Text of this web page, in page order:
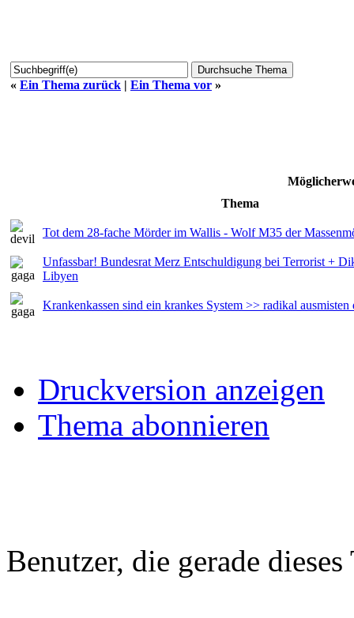
« Ein Thema zurück | Ein Thema vor »
Thema
Tot dem 28-fache Mörder im Wallis - Wolf M35 der
Unfassbar! Bundesrat Merz Entschuldigung bei Terrorist +
Libyen
Krankenkassen sind ein krankes System >> radikal ausmisten
Druckversion anzeigen
Thema abonnieren
Benutzer, die gerade